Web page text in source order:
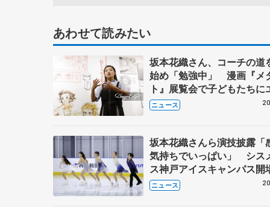
あわせて読みたい
坂本花織さん、コーチの道
始め「勉強中」 漫画『メ
ト』展覧会で子どもたちに
ニュース
坂本花織さんら演技披露「
気持ちでいっぱい」 シス
ス神戸アイスキャンパス開
年イベント
ニュース